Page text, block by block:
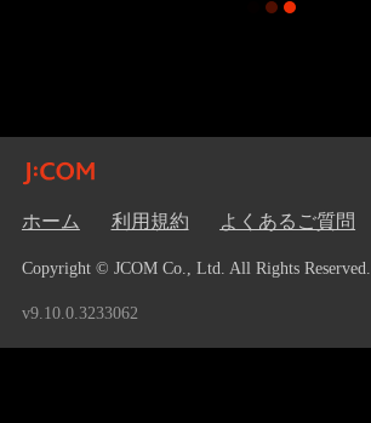
ホーム 利用規約 よくあるご質問
Copyright © JCOM Co., Ltd. All Rights Reserved.
v9.10.0.3233062